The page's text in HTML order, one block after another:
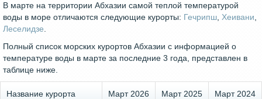
В марте на территории Абхазии самой теплой температурой
воды в море отличаются следующие курорты: Гечрипш Хеивани
Леселидзе
Полный список морских курортов Абхазии с информацией о
температуре воды в марте за последние 3 года, представлен в
таблице ниже.
Название курорта Март 2026 Март 2025 Март 2024